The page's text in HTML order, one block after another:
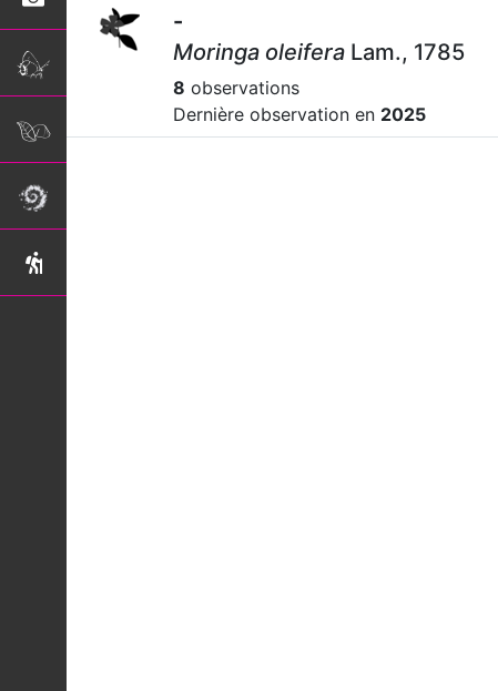
-
Moringa oleifera Lam., 1785
8 observations
Dernière observation en 2025